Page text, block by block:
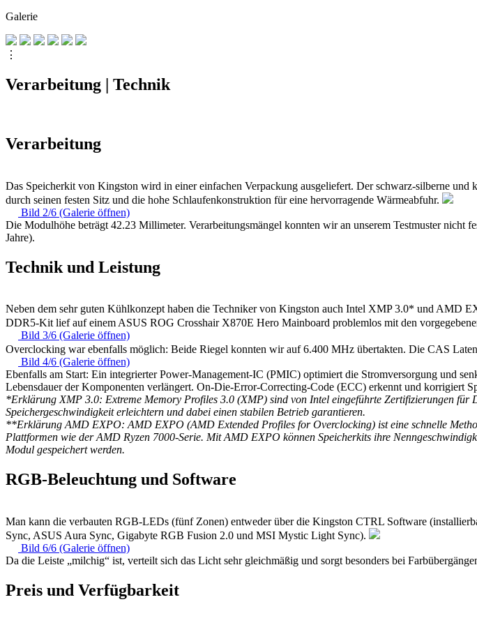
Galerie
⋮
Verarbeitung | Technik
Verarbeitung
Das Speicherkit von Kingston wird in einer einfachen Verpackung ausgeliefert. Der schwarz-silberne
durch seinen festen Sitz und die hohe Schlaufenkonstruktion für eine hervorragende Wärmeabfuhr.
Bild 2/6 (Galerie öffnen)
Die Modulhöhe beträgt 42.23 Millimeter. Verarbeitungsmängel konnten wir an unserem Testmuster nicht
Jahre).
Technik und Leistung
Neben dem sehr guten Kühlkonzept haben die Techniker von Kingston auch Intel XMP 3.0* und AMD
DDR5-Kit lief auf einem ASUS ROG Crosshair X870E Hero Mainboard problemlos mit den
Bild 3/6 (Galerie öffnen)
Overclocking war ebenfalls möglich: Beide Riegel konnten wir auf 6.400 MHz übertakten. Die CAS
Bild 4/6 (Galerie öffnen)
Ebenfalls am Start: Ein integrierter Power-Management-IC (PMIC) optimiert die Stromversorgung und
Lebensdauer der Komponenten verlängert. On-Die-Error-Correcting-Code (ECC) erkennt und korrigiert
*Erklärung XMP 3.0: Extreme Memory Profiles 3.0 (XMP) sind von Intel eingeführte Zertifizierungen
Speichergeschwindigkeit erleichtern und dabei einen stabilen Betrieb garantieren.
**Erklärung AMD EXPO: AMD EXPO (AMD Extended Profiles for Overclocking) ist eine schnelle
Plattformen wie der AMD Ryzen 7000-Serie. Mit AMD EXPO können Speicherkits ihre
Modul gespeichert werden.
RGB-Beleuchtung und Software
Man kann die verbauten RGB-LEDs (fünf Zonen) entweder über die Kingston CTRL Software
Sync, ASUS Aura Sync, Gigabyte RGB Fusion 2.0 und MSI Mystic Light Sync).
Bild 6/6 (Galerie öffnen)
Da die Leiste „milchig“ ist, verteilt sich das Licht sehr gleichmäßig und sorgt besonders bei
Preis und Verfügbarkeit